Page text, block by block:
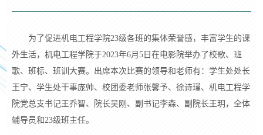
为了促进机电工程学院23级各班的集体荣誉感，丰富学生的课
外生活，机电工程学院于2023年6月5日在电影院举办了校歌、班
歌、班标、班训大赛。出席本次比赛的领导和老师有：学生处处长
王宁、学生处干事庞帅、校团委老师张馨予、徐诗瑾、机电工程学
院党总支书记王乔智、 院长吴刚、 副书记李森、 副院长王玥 ，全体
辅导员和23级班主任。